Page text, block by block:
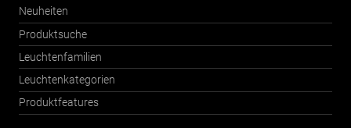
Neuheiten
Produktsuche
Leuchtenfamilien
Leuchtenkategorien
Produktfeatures